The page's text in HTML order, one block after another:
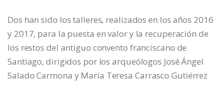
Dos han sido los talleres, realizados en los años 2016
y 2017, para la puesta en valor y la recuperación de
los restos del antiguo convento franciscano de
Santiago, dirigidos por los arqueólogos José Ángel
Salado Carmona y María Teresa Carrasco Gutiérrez